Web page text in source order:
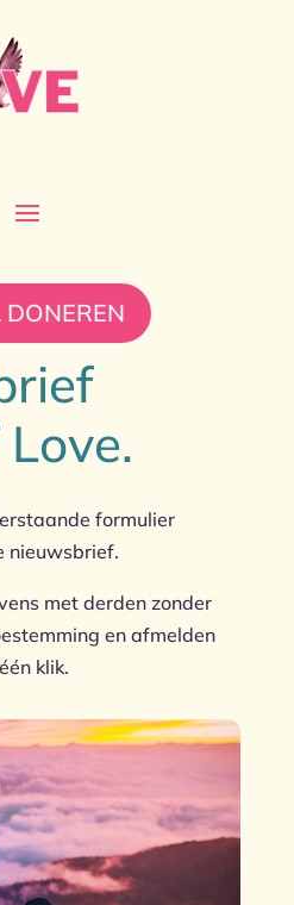
formulier
nieuwsbrief.
met derden zonder
en afmelden
klik.